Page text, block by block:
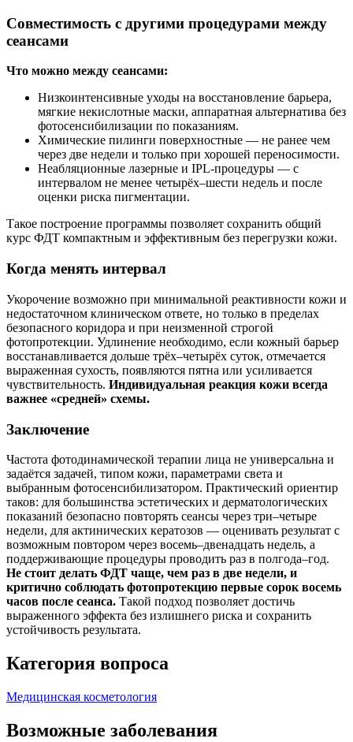
Совместимость с другими процедурами между
сеансами
Что можно между сеансами:
Низкоинтенсивные уходы на восстановление барьера,
мягкие некислотные маски, аппаратная альтернатива без
фотосенсибилизации по показаниям.
Химические пилинги поверхностные — не ранее чем
через две недели и только при хорошей переносимости.
Неабляционные лазерные и IPL‑процедуры — с
интервалом не менее четырёх–шести недель и после
оценки риска пигментации.
Такое построение программы позволяет сохранить общий
курс ФДТ компактным и эффективным без перегрузки кожи.
Когда менять интервал
Укорочение возможно при минимальной реактивности кожи и
недостаточном клиническом ответе, но только в пределах
безопасного коридора и при неизменной строгой
фотопротекции. Удлинение необходимо, если кожный барьер
восстанавливается дольше трёх–четырёх суток, отмечается
выраженная сухость, появляются пятна или усиливается
чувствительность. Индивидуальная реакция кожи всегда
важнее «средней» схемы.
Заключение
Частота фотодинамической терапии лица не универсальна и
задаётся задачей, типом кожи, параметрами света и
выбранным фотосенсибилизатором. Практический ориентир
таков: для большинства эстетических и дерматологических
показаний безопасно повторять сеансы через три–четыре
недели, для актинических кератозов — оценивать результат с
возможным повтором через восемь–двенадцать недель, а
поддерживающие процедуры проводить раз в полгода–год.
Не стоит делать ФДТ чаще, чем раз в две недели, и
критично соблюдать фотопротекцию первые сорок восемь
часов после сеанса. Такой подход позволяет достичь
выраженного эффекта без излишнего риска и сохранить
устойчивость результата.
Категория вопроса
Медицинская косметология
Возможные заболевания